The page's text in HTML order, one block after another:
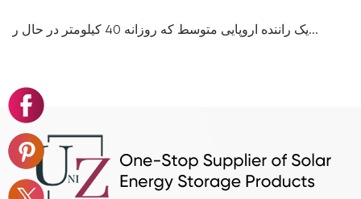
یک راننده اروپایی متوسط که روزانه 40 کیلومتر در حال ر...